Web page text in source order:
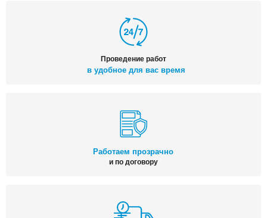
Проведение работ
в удобное для вас время
Работаем прозрачно
и по договору